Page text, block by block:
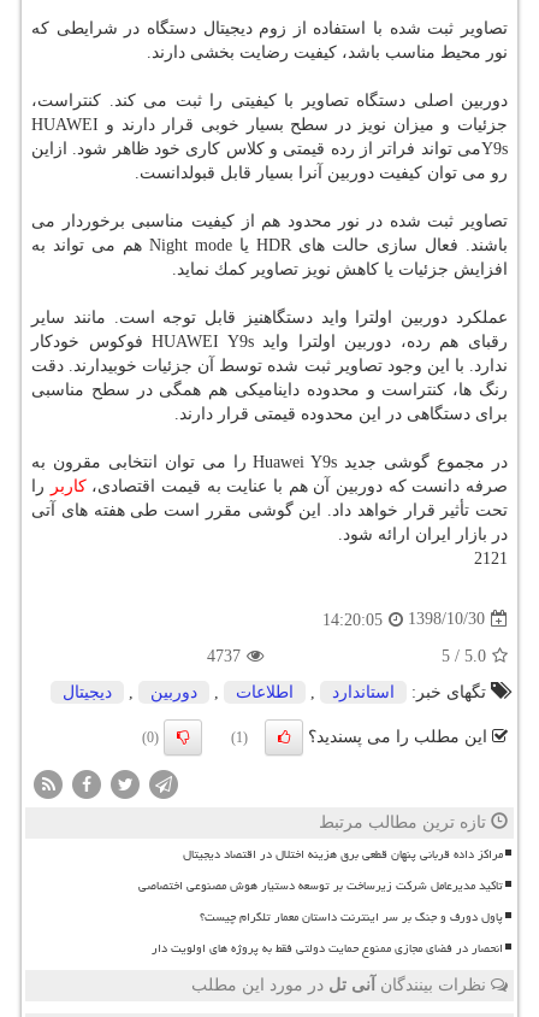
تصاویر ثبت شده با استفاده از زوم دیجیتال دستگاه در شرایطی كه
نور محیط مناسب باشد، كیفیت رضایت بخشی دارند.
دوربین اصلی دستگاه تصاویر با كیفیتی را ثبت می كند. كنتراست،
جزئیات و میزان نویز در سطح بسیار خوبی قرار دارند و HUAWEI
Y9sمی تواند فراتر از رده قیمتی و كلاس كاری خود ظاهر شود. ازاین
رو می توان كیفیت دوربین آنرا بسیار قابل قبولدانست.
تصاویر ثبت شده در نور محدود هم از كیفیت مناسبی برخوردار می
باشند. فعال سازی حالت های HDR یا Night mode هم می تواند به
افزایش جزئیات یا كاهش نویز تصاویر كمك نماید.
عملكرد دوربین اولترا واید دستگاهنیز قابل توجه است. مانند سایر
رقبای هم رده، دوربین اولترا واید HUAWEI Y9s فوكوس خودكار
ندارد. با این وجود تصاویر ثبت شده توسط آن جزئیات خوبیدارند. دقت
رنگ ها، كنتراست و محدوده داینامیكی هم همگی در سطح مناسبی
برای دستگاهی در این محدوده قیمتی قرار دارند.
در مجموع گوشی جدید Huawei Y9s را می توان انتخابی مقرون به
صرفه دانست كه دوربین آن هم با عنایت به قیمت اقتصادی،كاربر
را
تحت تأثیر قرار خواهد داد. این گوشی مقرر است طی هفته های آتی
در بازار ایران ارائه شود.
2121
1398/10/30
14:20:05
5.0
/
5
4737
تگهای خبر:
استاندارد اطلاعات دوربین دیجیتال
این مطلب را می پسندید؟ (1)
(0)
تازه ترین مطالب مرتبط
مراکز داده قربانی پنهان قطعی برق هزینه اختلال در اقتصاد دیجیتال
تاکید مدیرعامل شرکت زیرساخت بر توسعه دستیار هوش مصنوعی اختصاصی
پاول دورف و جنگ بر سر اینترنت داستان معمار تلگرام چیست؟
انحصار در فضای مجازی ممنوع حمایت دولتی فقط به پروژه های اولویت دار
نظرات بینندگان آنی تل در مورد این مطلب